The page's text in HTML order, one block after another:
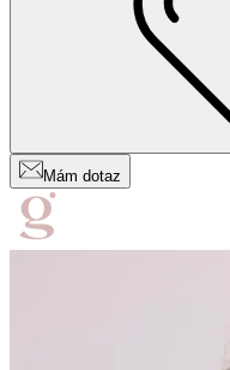
Mám dotaz